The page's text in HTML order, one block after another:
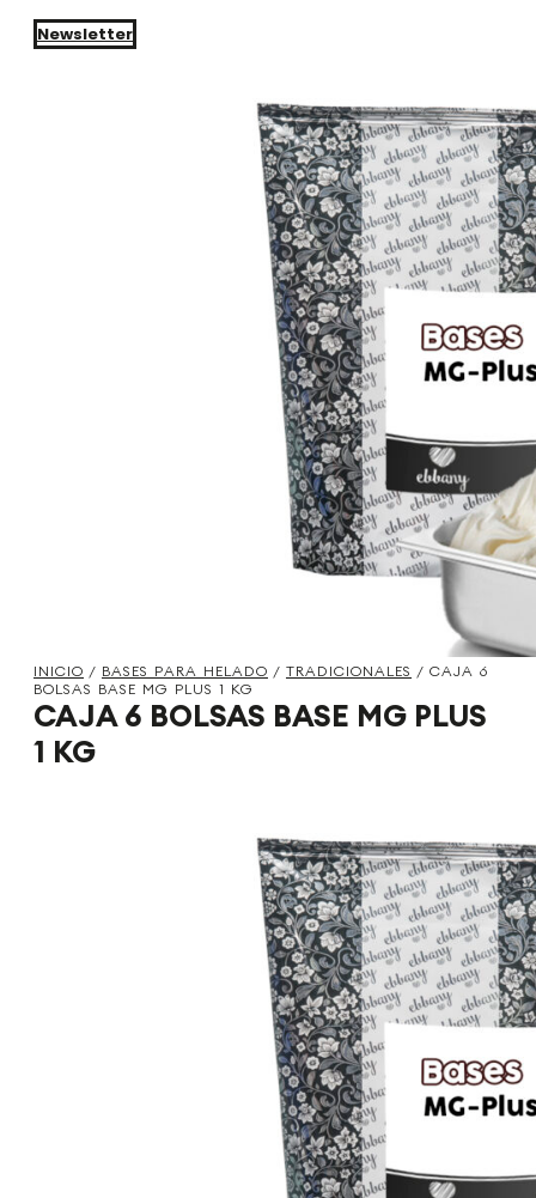
Newsletter
INICIO / BASES PARA HELADO / TRADICIONALES / CAJA 6
BOLSAS BASE MG PLUS 1 KG
CAJA 6 BOLSAS BASE MG PLUS
1 KG